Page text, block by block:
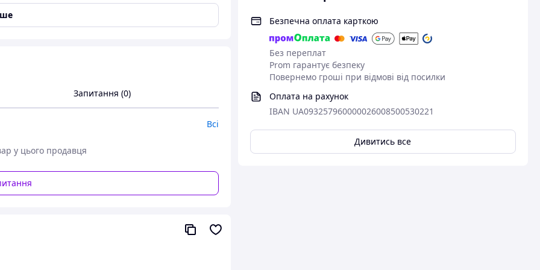
Безпечна оплата карткою
Без переплат
Prom гарантує безпеку
Повернемо гроші при відмові від посилки
Оплата на рахунок
IBAN UA093257960000026008500530221
Дивитись все
Запитання (0)
Всі
у цього продавця